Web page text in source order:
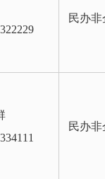
民办非
民办非